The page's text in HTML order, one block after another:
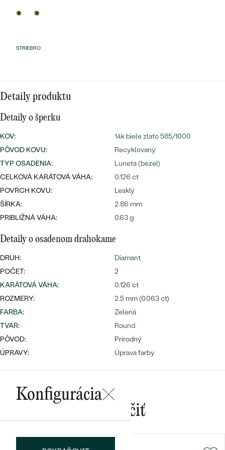
Wave kolekcia
PODĽA TVARU DRAHOKAMU
Bestsellery
prívesky
OBJAVIŤ
Najpredávanejšie
prstene
STRIEBRO
Detaily produktu
Detaily o šperku
KOV:
14k biele zlato 585/1000
PÔVOD KOVU:
Recyklovaný
TYP OSADENIA:
Luneta (bezel)
CELKOVÁ KARÁTOVÁ VÁHA:
0.126 ct
POVRCH KOVU:
Lesklý
ŠÍRKA:
2.86 mm
PRIBLIŽNÁ VÁHA:
0.63 g
Detaily o osadenom drahokame
DRUH:
Diamant
POČET:
2
KARÁTOVÁ VÁHA:
0.126 ct
ROZMERY:
2.5 mm (0.063 ct)
FARBA:
Zelená
TVAR:
Round
PÔVOD:
Prírodný
ÚPRAVY:
Úprava farby
Konfigurácia
Mohlo by sa vám páčiť